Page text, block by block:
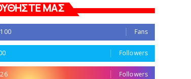
ΜΑΣ
Fans
Followers
Followers